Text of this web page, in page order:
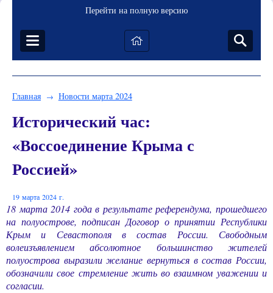
Перейти на полную версию
Главная → Новости марта 2024
Исторический час:
«Воссоединение Крыма с
Россией»
19 марта 2024 г.
18 марта 2014 года в результате референдума, прошедшего
на полуострове, подписан Договор о принятии Республики
Крым и Севастополя в состав России. Свободным
волеизъявлением абсолютное большинство жителей
полуострова выразили желание вернуться в состав России,
обозначили свое стремление жить во взаимном уважении и
согласии.